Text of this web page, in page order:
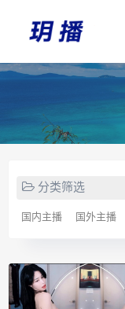
分类筛选
国内主播 国外主播